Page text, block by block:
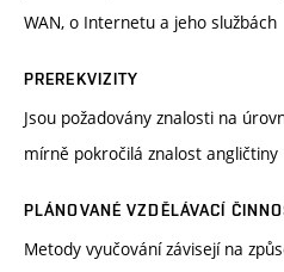
WAN, o Internetu a jeho službách
PREREKVIZITY
Jsou požadovány znalosti na
mírně pokročilá znalost angličtiny
PLÁNOVANÉ VZDĚLÁVACÍ
Metody vyučování závisejí na